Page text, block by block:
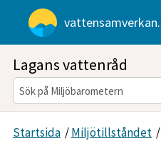
Gå direkt till sidans innehåll
Lagans vattenråd
Startsida /Miljötillståndet /